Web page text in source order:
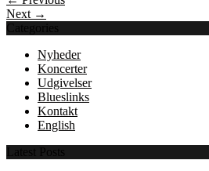
Next →
Categories
Nyheder
Koncerter
Udgivelser
Blueslinks
Kontakt
English
Latest Posts